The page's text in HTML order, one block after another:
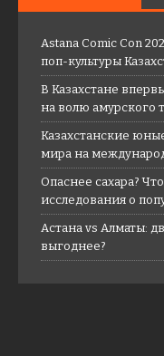
Astana Comic Con
поп-культуры
В Казахстане
на волю амурского
Казахстанские
мира на
Опаснее сахара?
исследования о
Астана vs Алматы:
выгоднее?